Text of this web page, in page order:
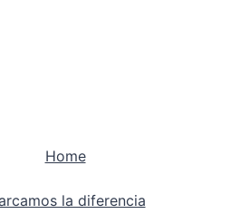
Home
la diferencia